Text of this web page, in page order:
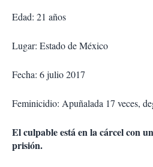
Edad: 21 años
Lugar: Estado de México
Fecha: 6 julio 2017
Feminicidio: Apuñalada 17 veces,
El culpable está en la cárcel con
prisión.